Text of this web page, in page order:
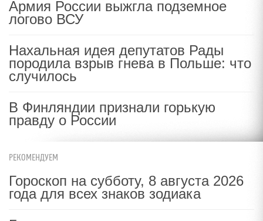
Армия России выжгла подземное
логово ВСУ
Нахальная идея депутатов Рады
породила взрыв гнева в Польше: что
случилось
В Финляндии признали горькую
правду о России
РЕКОМЕНДУЕМ
Гороскоп на субботу, 8 августа 2026
года для всех знаков зодиака